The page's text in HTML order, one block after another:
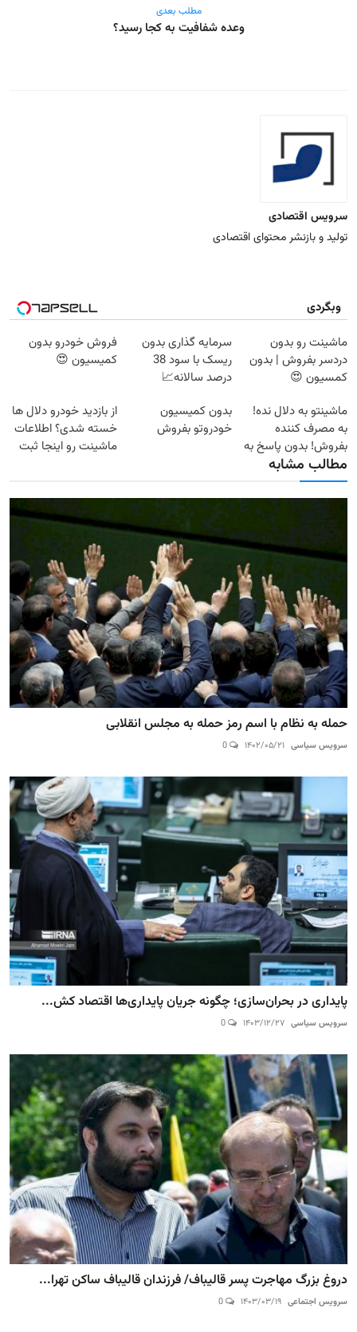
مطلب بعدی
وعده شفافیت به کجا رسید؟
سرویس اقتصادی
تولید و بازنشر محتوای اقتصادی
وبگردی
ماشینت رو بدون
دردسر بفروش | بدون
کمسیون 😍
سرمایه گذاری بدون
ریسک با سود 38
درصد سالانه📈
فروش خودرو بدون
کمیسیون 😍
ماشینتو به دلال نده!
به مصرف کننده
بفروش! بدون پاسخ به
یک تماس
بدون کمیسیون
خودروتو بفروش
از بازدید خودرو دلال ها
خسته شدی؟ اطلاعات
ماشینت رو اینجا ثبت
مطالب مشابه
حمله به نظام با اسم رمز حمله به مجلس انقلابی
سرویس سیاسی ۱۴۰۲/۰۵/۲۱
پایداری در بحران‌سازی؛ چگونه جریان پایداری‌ها اقتصاد کش...
سرویس سیاسی ۱۴۰۳/۱۲/۲۷
دروغ بزرگ مهاجرت پسر قالیباف/ فرزندان قالیباف ساکن تهرا...
سرویس اجتماعی ۱۴۰۳/۰۳/۱۹